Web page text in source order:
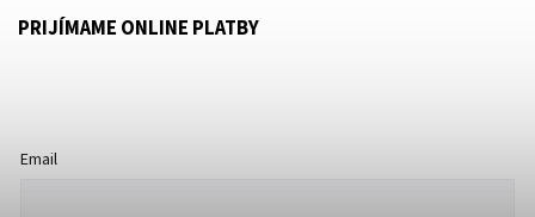
PRIJÍMAME ONLINE PLATBY
Email